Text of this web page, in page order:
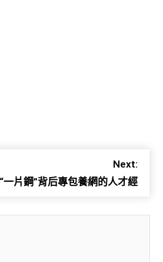
Next:
“一片鋼”背后專包養網的人才經